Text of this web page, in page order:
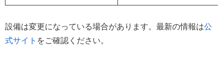
設備は変更になっている場合があります。最新の情報は公
式サイト をご確認ください。